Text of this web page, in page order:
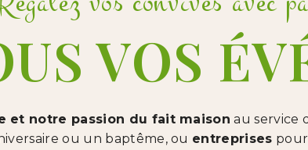
VOS
et notre passion du fait maison au service
ou un baptême, ou entreprises